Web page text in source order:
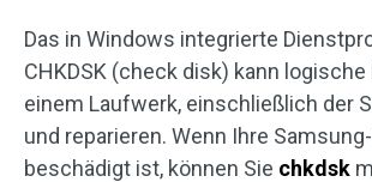
Das in Windows integrierte
CHKDSK (check disk) kann logische
einem Laufwerk, einschließlich der
und reparieren. Wenn Ihre
beschädigt ist, können Sie chkdsk